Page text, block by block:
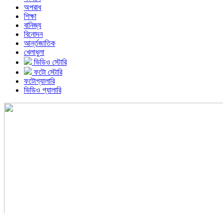
অপরাধ
শিক্ষা
বানিজ্য
বিনোদন
আর্ন্তজাতিক
খেলাধুলা
ভিডিও স্টোরি
ফটো স্টোরি
ফটোগ্যালারি
ভিডিও গ্যালারি